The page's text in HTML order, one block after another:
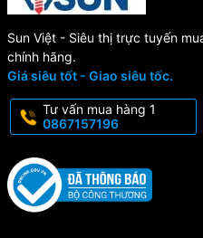
Sun Việt - Siêu thị trực tuyến
chính hãng.
Giá siêu tốt - Giao siêu tốc.
Tư vấn mua hàng 1
0867157196